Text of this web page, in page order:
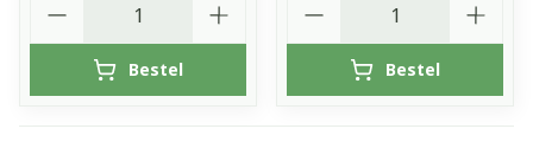
Bestel Bestel